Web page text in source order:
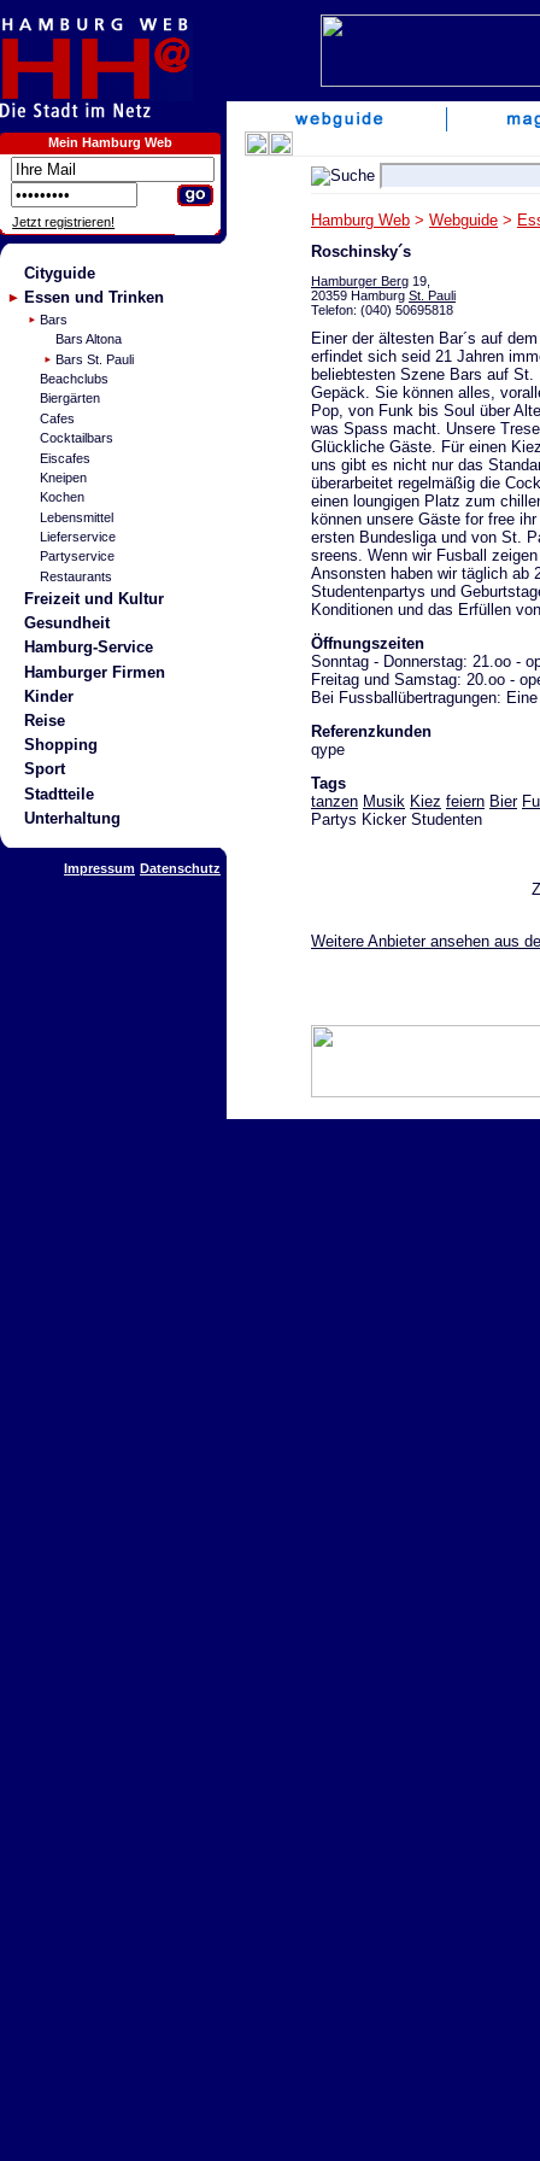
Mein Hamburg Web
Jetzt registrieren!
Cityguide
Essen und Trinken
Bars
Bars Altona
Bars St. Pauli
Beachclubs
Biergärten
Cafes
Cocktailbars
Eiscafes
Kneipen
Kochen
Lebensmittel
Lieferservice
Partyservice
Restaurants
Freizeit und Kultur
Gesundheit
Hamburg-Service
Hamburger Firmen
Kinder
Reise
Shopping
Sport
Stadtteile
Unterhaltung
Impressum Datenschutz
Hamburg Web > Webguide >
Roschinsky´s
Hamburger Berg 19,
20359 Hamburg St. Pauli
Telefon: (040) 50695818
Einer der ältesten Bar´s auf
erfindet sich seid 21 Jahren
beliebtesten Szene Bars auf
Gepäck. Sie können alles,
Pop, von Funk bis Soul über
was Spass macht. Unsere
Glückliche Gäste. Für einen
uns gibt es nicht nur das
überarbeitet regelmäßig die
einen loungigen Platz zum
können unsere Gäste for free
ersten Bundesliga und von St.
sreens. Wenn wir Fusball
Ansonsten haben wir täglich ab
Studentenpartys und
Konditionen und das Erfüllen
Öffnungszeiten
Sonntag - Donnerstag: 21.oo -
Freitag und Samstag: 20.oo -
Bei Fussballübertragungen:
Referenzkunden
qype
Tags
tanzen Musik Kiez feiern Bier
Partys Kicker Studenten
Weitere Anbieter ansehen aus